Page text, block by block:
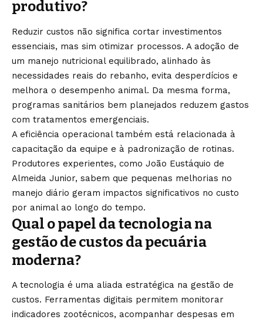
produtivo?
Reduzir custos não significa cortar investimentos
essenciais, mas sim otimizar processos. A adoção de
um manejo nutricional equilibrado, alinhado às
necessidades reais do rebanho, evita desperdícios e
melhora o desempenho animal. Da mesma forma,
programas sanitários bem planejados reduzem gastos
com tratamentos emergenciais.
A eficiência operacional também está relacionada à
capacitação da equipe e à padronização de rotinas.
Produtores experientes, como João Eustáquio de
Almeida Junior, sabem que pequenas melhorias no
manejo diário geram impactos significativos no custo
por animal ao longo do tempo.
Qual o papel da tecnologia na
gestão de custos da pecuária
moderna?
A tecnologia é uma aliada estratégica na gestão de
custos. Ferramentas digitais permitem monitorar
indicadores zootécnicos, acompanhar despesas em